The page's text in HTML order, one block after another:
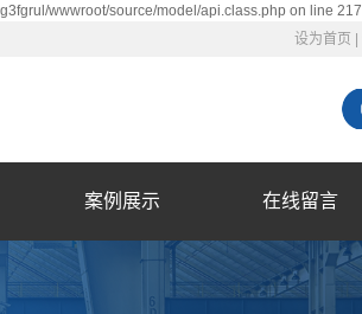
wwwroot/source/model/api.class.php on line 217
设为首页
案例展示 在线留言